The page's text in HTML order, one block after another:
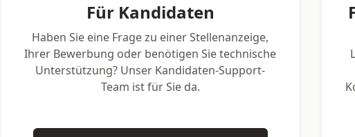
Für Kandidaten
Haben Sie eine Frage zu einer Stellenanzeige,
Ihrer Bewerbung oder benötigen Sie technische
Unterstützung? Unser Kandidaten-Support-
Team ist für Sie da.